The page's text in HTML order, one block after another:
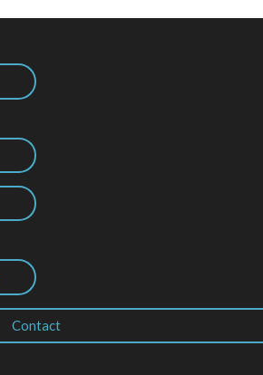
Contact